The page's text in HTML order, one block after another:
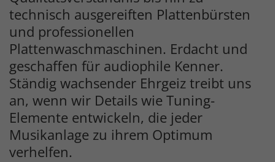
technisch ausgereiften Plattenbürsten
und professionellen
Plattenwaschmaschinen. Erdacht und
geschaffen für audiophile Kenner.
Ständig wachsender Ehrgeiz treibt uns
an, wenn wir Details wie Tuning-
Elemente entwickeln, die jeder
Musikanlage zu ihrem Optimum
verhelfen.